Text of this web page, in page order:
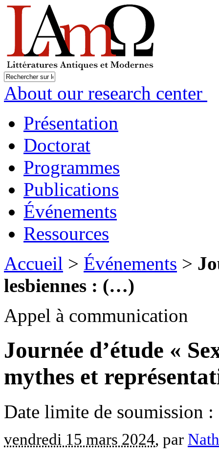
About our research center
Présentation
Doctorat
Programmes
Publications
Événements
Ressources
Accueil > Événements >
lesbiennes : (…)
Appel à communication
Journée d’étude «
mythes et
Date limite de soumission :
vendredi 15 mars 2024, par